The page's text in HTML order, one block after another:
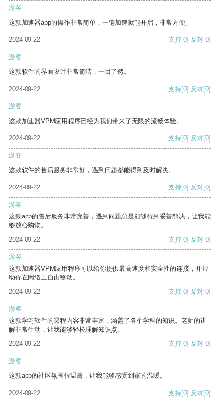
游客
这款加速器app的操作非常简单，一键加速就能开启，非常方便。
2024-09-22 支持[0] 反对[0]
游客
这款软件的界面设计非常简洁，一目了然。
2024-09-22 支持[0] 反对[0]
游客
这款加速器VPM应用程序已经为我们带来了无限的流畅体验。
2024-09-22 支持[0] 反对[0]
游客
这款软件的售后服务非常好，遇到问题都能得到及时解决。
2024-09-22 支持[0] 反对[0]
游客
这款app的售后服务非常完善，遇到问题总是能够得到妥善解决，让我能
够放心购物。
2024-09-22
支持[0] 反对[0]
游客
这款加速器VPM应用程序可以给你提供最高速度和安全性的连接，并帮
助你在网络上自由移动。
2024-09-22
支持[0] 反对[0]
游客
这款学习软件的课程内容非常丰富，涵盖了各个学科的知识。老师的讲
解非常生动，让我能够轻松理解知识点。
2024-09-22
支持[0] 反对[0]
游客
这款app的社区氛围很温馨，让我能够感受到家的温暖。
2024-09-22 支持[0] 反对[0]